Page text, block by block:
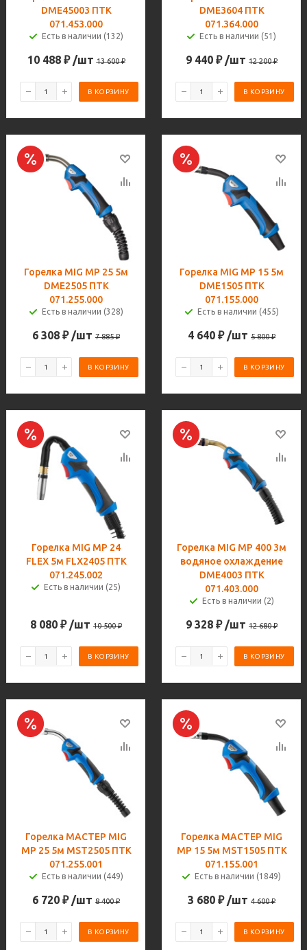
DME45003 ПТК
071.453.000
Есть в наличии (132)
10 488₽ /шт 13 600₽
В КОРЗИНУ
DME3604 ПТК
071.364.000
Есть в наличии (51)
9 440 ₽ /шт 12 200₽
В КОРЗИНУ
Горелка MIG MP 25 5м
DME2505 ПТК
071.255.000
Есть в наличии (328)
6 308 ₽ /шт 7 885₽
В КОРЗИНУ
Горелка MIG MP 15 5м
DME1505 ПТК
071.155.000
Есть в наличии (455)
4 640 ₽ /шт 5 800₽
В КОРЗИНУ
Горелка MIG MP 24
FLEX 5м FLX2405 ПТК
071.245.002
Есть в наличии (25)
8 080 ₽ /шт 10 500₽
В КОРЗИНУ
Горелка MIG MP 400 3м
водяное охлаждение
DME4003 ПТК
071.403.000
Есть в наличии (2)
9 328 ₽ /шт 12 680₽
В КОРЗИНУ
Горелка МАСТЕР MIG
MP 25 5м MST2505 ПТК
071.255.001
Есть в наличии (449)
6 720 ₽ /шт 8 400₽
В КОРЗИНУ
Горелка МАСТЕР MIG
MP 15 5м MST1505 ПТК
071.155.001
Есть в наличии (1849)
3 680 ₽ /шт 4 600₽
В КОРЗИНУ